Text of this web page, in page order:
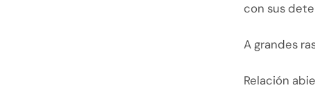
con sus
A grandes
Relación